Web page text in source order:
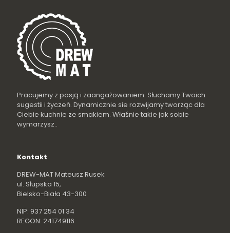
Pracujemy z pasją i zaangażowaniem. Słuchamy Twoich
sugestii i życzeń. Dynamicznie sie rozwijamy tworząc dla
Ciebie kuchnie ze smakiem. Właśnie takie jak sobie
wymarzysz..
Kontakt
DREW-MAT Mateusz Rusek
ul. Słupska 15,
Bielsko-Biała 43-300
NIP: 937 254 01 34
REGON: 241749116